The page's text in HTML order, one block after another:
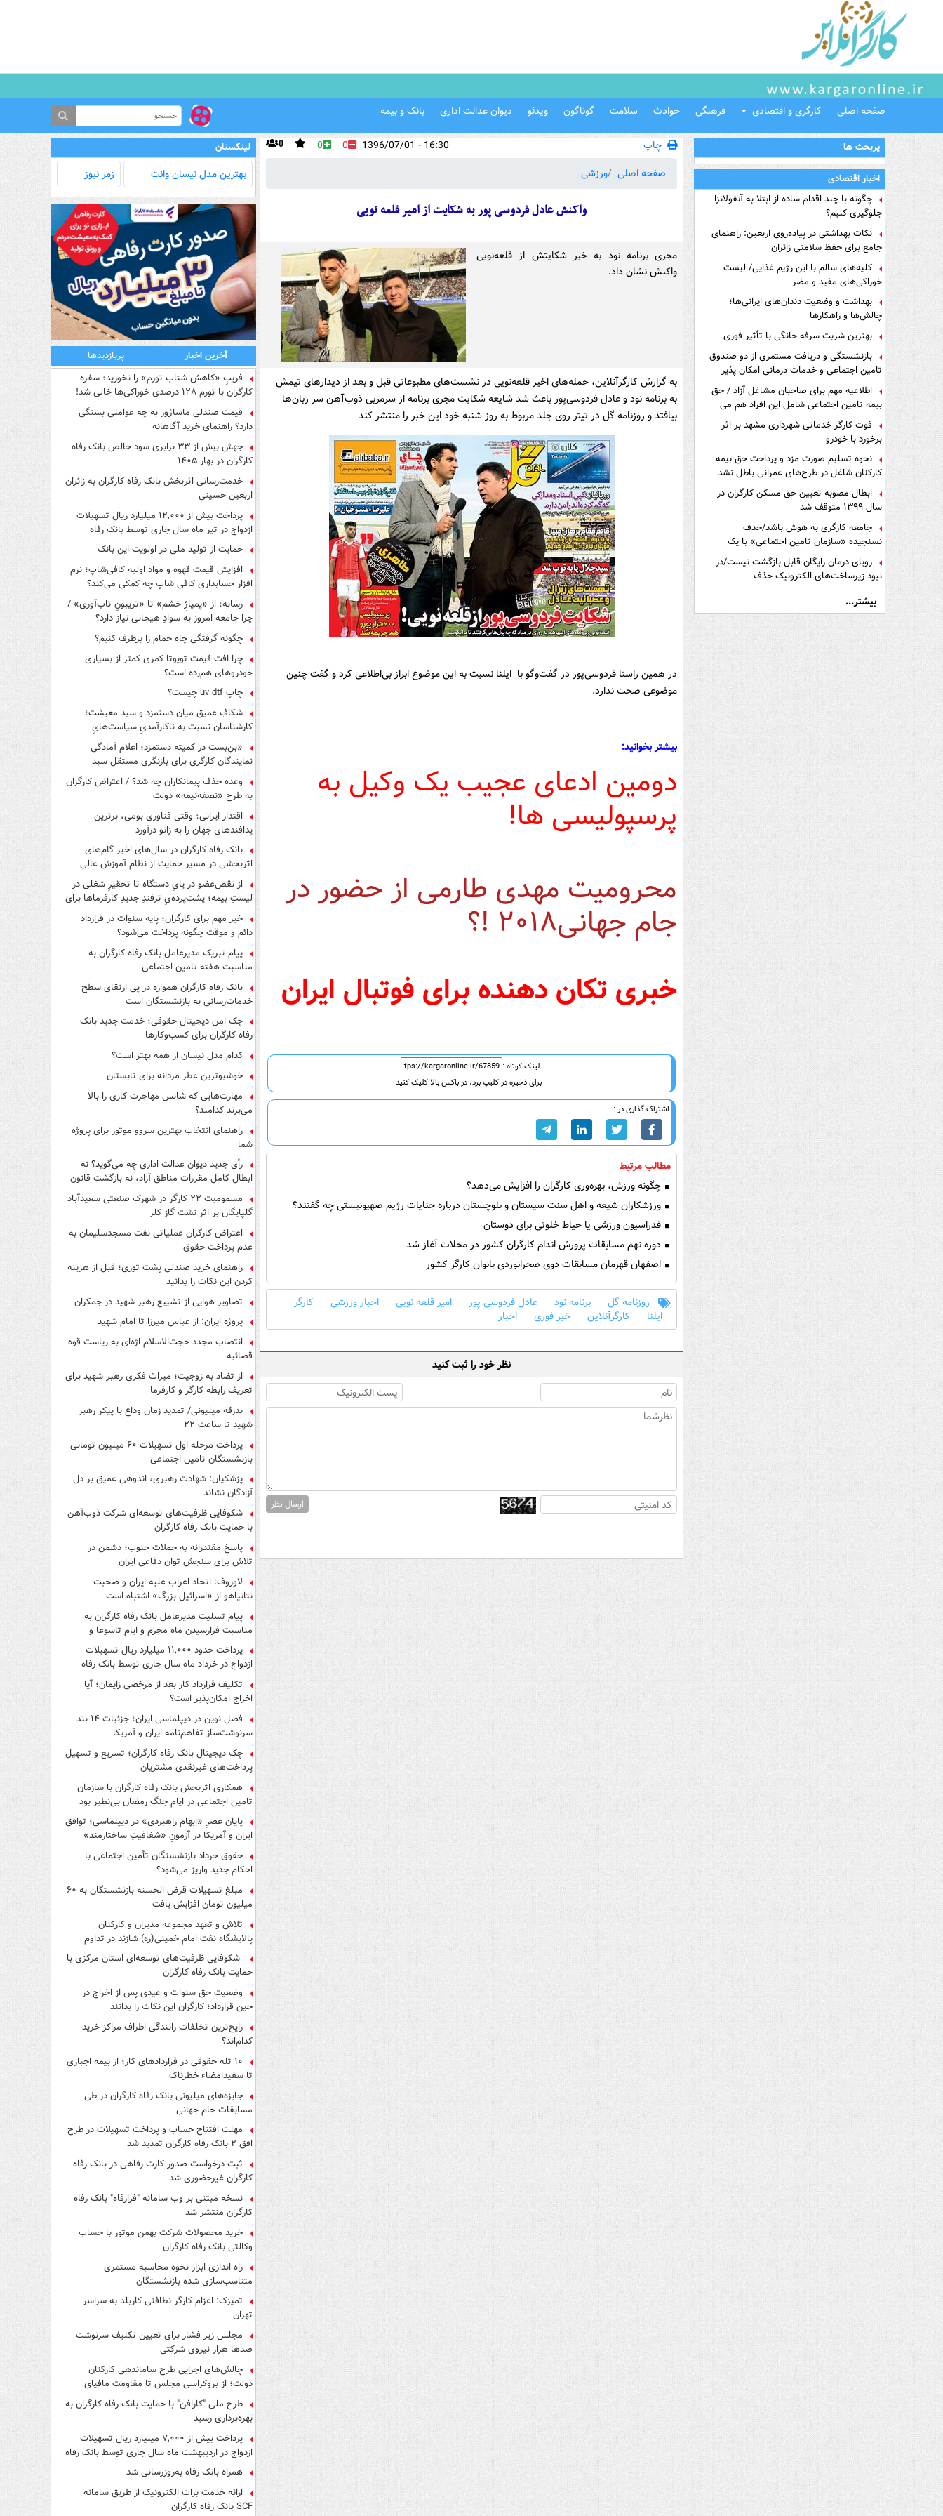
صفحه اصلی کارگری و اقتصادی فرهنگی حوادث سلامت گوناگون ویدئو دیوان عدالت اداری بانک و بیمه
پربحث ها
اخبار اقتصادی
چگونه با چند اقدام ساده از ابتلا به آنفولانزا
جلوگیری کنیم؟
نکات بهداشتی در پیاده‌روی اربعین: راهنمای
جامع برای حفظ سلامتی زائران
کلیه‌های سالم با این رژیم غذایی/ لیست
خوراکی‌های مفید و مضر
بهداشت و وضعیت دندان‌های ایرانی‌ها؛
چالش‌ها و راهکارها
بهترین شربت سرفه خانگی با تأثیر فوری
بازنشستگی و دریافت مستمری از دو صندوق
تامین اجتماعی و خدمات درمانی امکان پذیر
است ؟
اطلاعیه مهم برای صاحبان مشاغل آزاد / حق
بیمه تامین اجتماعی شامل این افراد هم می
شودفوت کارگر خدماتی شهرداری مشهد بر اثر
برخورد با خودرو
نحوه تسلیم صورت مزد و پرداخت حق بیمه
کارکنان شاغل در طرح‌های عمرانی باطل نشد
ابطال مصوبه تعیین حق مسکن کارگران در
سال ۱۳۹۹ متوقف شد
جامعه کارگری به هوش باشد/حذف
نسنجیده «سازمان تامین اجتماعی» با یک
تفاهم نامه!
رویای درمان رایگان قابل بازگشت نیست/در
نبود زیرساخت‌های الکترونیک حذف
دفترچه‌های بیمه اشتباه مضاعف است
بیشتر...
چاپ 0 0 0
16:30 - 1396/07/01
صفحه اصلی
ورزشی
واکنش عادل فردوسی پور به شکایت از امیر قلعه نویی
مجری برنامه نود به خبر شکایتش از قلعه‌نویی
واکنش نشان داد.
به گزارش کارگرآنلاین، حمله‌های اخیر قلعه‌نویی در نشست‌های مطبوعاتی قبل و بعد از دیدارهای تیمش
به برنامه نود و عادل فردوسی‌پور باعث شد شایعه شکایت مجری برنامه از سرمربی ذوب‌آهن سر زبان‌ها
بیافتد و روزنامه گل در تیتر روی جلد مربوط به روز شنبه خود این خبر را منتشر کند
در همین راستا فردوسی‌پور در گفت‌وگو با ایلنا نسبت به این موضوع ابراز بی‌اطلاعی کرد و گفت چنین
موضوعی صحت ندارد.
بیشتر بخوانید:
دومین ادعای عجیب یک وکیل به
پرسپولیسی ها!
محرومیت مهدی طارمی از حضور در
جام جهانی۲۰۱۸ !؟
خبری تکان‌ دهنده برای فوتبال ایران
لینک کوتاه :
برای ذخیره در کلیپ برد، در باکس بالا کلیک کنید
اشتراک گذاری در :
مطالب مرتبط
چگونه ورزش، بهره‌وری کارگران را افزایش می‌دهد؟
ورزشکاران شیعه و اهل سنت سیستان و بلوچستان درباره جنایات رژیم صهیونیستی چه گفتند؟
فدراسیون ورزشی یا حیاط خلوتی برای دوستان
دوره نهم مسابقات پرورش اندام کارگران کشور در محلات آغاز شد
اصفهان قهرمان مسابقات دوی صحرانوردی بانوان کارگر کشور
روزنامه گل برنامه نود عادل فردوسی پور امیر قلعه نویی اخبار ورزشی
کارگر
ایلنا
کارگرآنلاین خبر فوری اخبار
نظر خود را ثبت کنید
ارسال نظر
لینکستان
بهترین مدل‌ نیسان وانت زمر نیوز
آخرین اخبار
پربازدیدها
فریبِ «کاهش شتاب تورم» را نخورید؛ سفره
کارگران با تورم ۱۲۸ درصدی خوراکی‌ها خالی شد!
قیمت صندلی ماساژور به چه عواملی بستگی
دارد؟ راهنمای خرید آگاهانه
جهش بیش از ۳۳ برابری سود خالص بانک رفاه
کارگران در بهار ۱۴۰۵
خدمت‌رسانی اثربخش بانک رفاه کارگران به زائران
اربعین حسینی
پرداخت بیش از ۱۲,۰۰۰ میلیارد ریال تسهیلات
ازدواج در تیر ماه سال جاری توسط بانک رفاه
کارگران
حمایت از تولید ملی در اولویت این بانک
افزایش قیمت قهوه و مواد اولیه کافی‌شاپ؛ نرم
افزار حسابداری کافی شاپ چه کمکی می‌کند؟
رسانه؛ از «پمپاژِ خشم» تا «تریبونِ تاب‌آوری» /
چرا جامعه امروز به سوادِ هیجانی نیاز دارد؟
چگونه گرفتگی چاه حمام را برطرف کنیم؟
چرا افت قیمت تویوتا کمری کمتر از بسیاری
خودروهای هم‌رده است؟
چاپ uv dtf چیست؟
شکافِ عمیق میان دستمزد و سبدِ معیشت؛
کارشناسان نسبت به ناکارآمدیِ سیاست‌هایِ
حمایتی هشدار دادند
«بن‌بست در کمیته دستمزد؛ اعلام آمادگی
نمایندگان کارگری برای بازنگری مستقل سبد
وعده حذف پیمانکاران چه شد؟ / اعتراض کارگران
به طرح «نصفه‌نیمه» دولت
اقتدار ایرانی؛ وقتی فناوری بومی، برترین
پدافندهای جهان را به زانو درآورد
بانک رفاه کارگران در سال‌های اخیر گام‌های
اثربخشی در مسیر حمایت از نظام آموزش عالی
برداشته است
از نقص‌عضو در پایِ دستگاه تا تحقیرِ شغلی در
لیستِ بیمه؛ پشت‌پرده‌یِ ترفندِ جدیدِ کارفرماها برای
فرار از قانون چیست؟
خبر مهم برای کارگران؛ پایه سنوات در قرارداد
دائم و موقت چگونه پرداخت می‌شود؟
پیام تبریک مدیرعامل بانک رفاه کارگران به
مناسبت هفته تامین اجتماعی
بانک رفاه کارگران همواره در پی ارتقای سطح
خدمات‌رسانی به بازنشستگان است
چک امن دیجیتال حقوقی؛ خدمت جدید بانک
رفاه کارگران برای کسب‌وکارها
کدام مدل نیسان از همه بهتر است؟
خوشبوترین عطر مردانه برای تابستان
مهارت‌هایی که شانس مهاجرت کاری را بالا
می‌برند کدامند؟
راهنمای انتخاب بهترین سروو موتور برای پروژه
شما
رأی جدید دیوان عدالت اداری چه می‌گوید؟ نه
ابطال کامل مقررات مناطق آزاد، نه بازگشت قانون
مسمومیت ۲۲ کارگر در شهرک صنعتی سعیدآباد
گلپایگان بر اثر نشت گاز کلر
اعتراض کارگران عملیاتی نفت مسجدسلیمان به
عدم پرداخت حقوق
راهنمای خرید صندلی پشت توری؛ قبل از هزینه
کردن این نکات را بدانید
تصاویر هوایی از تشییع رهبر شهید در جمکران
پروژه ایران: از عباس میرزا تا امام شهید
انتصاب مجدد حجت‌الاسلام اژه‌ای به ریاست قوه‌
قضائیه
از تضاد به زوجیت؛ میراث فکری رهبر شهید برای
تعریف رابطه کارگر و کارفرما
بدرقه میلیونی/ تمدید زمان وداع با پیکر رهبر
شهید تا ساعت ۲۲
پرداخت مرحله اول تسهیلات ۶۰ میلیون تومانی
بازنشستگان تامین اجتماعی
پزشکیان: شهادت رهبری، اندوهی عمیق بر دل
آزادگان نشاند
شکوفایی ظرفیت‌های توسعه‌ای شرکت ذوب‌آهن
با حمایت‌ بانک رفاه کارگران
پاسخ مقتدرانه به حملات جنوب؛ دشمن در
تلاش برای سنجش توان دفاعی ایران
لاوروف: اتحاد اعراب علیه ایران و صحبت
نتانیاهو از «اسرائیل بزرگ» اشتباه است
پیام تسلیت مدیرعامل بانک رفاه کارگران به
مناسبت فرارسیدن ماه محرم و ایام تاسوعا و
عاشورای حسینی
پرداخت حدود ۱۱,۰۰۰ میلیارد ریال تسهیلات
ازدواج در خرداد ماه سال جاری توسط بانک رفاه
کارگران
تکلیف قرارداد کار بعد از مرخصی زایمان؛ آیا
اخراج امکان‌پذیر است؟
فصل نوین در دیپلماسی ایران؛ جزئیات ۱۴ بند
سرنوشت‌ساز تفاهم‌نامه ایران و آمریکا
چک دیجیتال بانک رفاه کارگران؛ تسریع و تسهیل
پرداخت‌های غیرنقدی مشتریان
همکاری اثربخش بانک رفاه کارگران با سازمان
تامین اجتماعی در ایام جنگ رمضان بی‌نظیر بود
پایان عصرِ «ابهام راهبردی» در دیپلماسی؛ توافق
ایران و آمریکا در آزمونِ «شفافیتِ ساختارمند»
حقوق خرداد بازنشستگان تأمین اجتماعی با
احکام جدید واریز می‌شود؟
مبلغ تسهیلات قرض الحسنه بازنشستگان به ۶۰
میلیون تومان افزایش یافت
تلاش و تعهد مجموعه مدیران و کارکنان
پالایشگاه نفت امام خمینی(ره) شازند در تداوم
تولید در ایام جنگ رمضان، شایسته قدردانی است
شکوفایی ظرفیت‌های توسعه‌ای استان مرکزی با
حمایت بانک رفاه کارگران
وضعیت حق سنوات و عیدی پس از اخراج در
حین قرارداد؛ کارگران این نکات را بدانند
رایج‌ترین تخلفات رانندگی اطراف مراکز خرید
کدام‌اند؟
۱۰ تله حقوقی در قراردادهای کار؛ از بیمه اجباری
تا سفیدامضاء خطرناک
جایزه‌های میلیونی بانک رفاه کارگران در طی
مسابقات جام جهانی
مهلت افتتاح حساب و پرداخت تسهیلات در طرح
افق ۲ بانک رفاه کارگران تمدید شد
ثبت درخواست صدور کارت رفاهی در بانک رفاه
کارگران غیرحضوری شد
نسخه مبتنی بر وب سامانه "فرارفاه" بانک رفاه
کارگران منتشر شد
خرید محصولات شرکت بهمن موتور با حساب
وکالتی بانک رفاه کارگران
راه اندازی ابزار نحوه محاسبه مستمری
متناسب‌سازی شده بازنشستگان
تمیزک: اعزام کارگر نظافتی کاربلد به سراسر
تهران
مجلس زیر فشار برای تعیین تکلیف سرنوشت
صدها هزار نیروی شرکتی
چالش‌های اجرایی طرح ساماندهی کارکنان
دولت؛ از بروکراسی مجلس تا مقاومت مافیای
واسطه‌گری
طرح ملی "کارافن" با حمایت بانک رفاه کارگران به
بهره‌برداری رسید
پرداخت بیش از ۷,۰۰۰ میلیارد ریال تسهیلات
ازدواج در اردیبهشت ماه سال جاری توسط بانک رفاه
کارگران
همراه بانک رفاه به‌روزرسانی شد
ارائه خدمت برات الکترونیک از طریق سامانه
SCF بانک رفاه کارگران